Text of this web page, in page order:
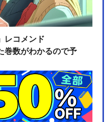
レコメンド
巻数がわかるので予